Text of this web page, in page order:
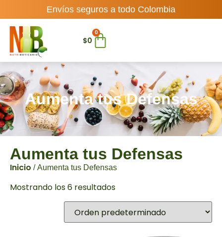
Envíos seguros a todo Colombia
$0
0
Aumenta tus Defensas
Aumenta tus Defensas
Inicio / Aumenta tus Defensas
Mostrando los 6 resultados